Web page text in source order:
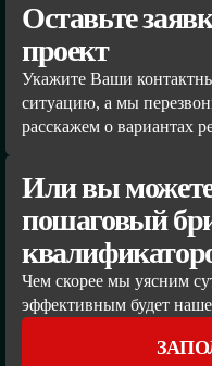
Оставьте
проект
Укажите Ваши
ситуацию, а мы
расскажем о вариантах
Или вы
пошаговый
Чем скорее мы уясним
эффективным будет